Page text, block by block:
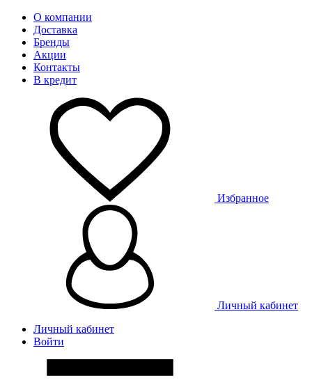
О компании
Доставка
Бренды
Акции
Контакты
В кредит
Избранное
Личный кабинет
Личный кабинет
Войти